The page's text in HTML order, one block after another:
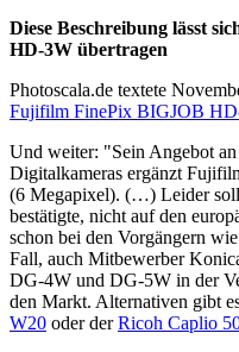
Diese Beschreibung lässt
HD-3W übertragen
Photoscala.de textete
Fujifilm FinePix BIGJOB
Und weiter: "Sein Angebot
Digitalkameras ergänzt
(6 Megapixel). (…) Leider
bestätigte, nicht auf den
schon bei den Vorgängern
Fall, auch Mitbewerber
DG-4W und DG-5W in der
den Markt. Alternativen gibt
W20 oder derRicoh Caplio